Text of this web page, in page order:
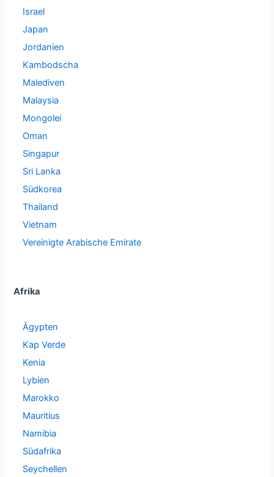
Israel
Japan
Jordanien
Kambodscha
Malediven
Malaysia
Mongolei
Oman
Singapur
Sri Lanka
Südkorea
Thailand
Vietnam
Vereinigte Arabische Emirate
Afrika
Ägypten
Kap Verde
Kenia
Lybien
Marokko
Mauritius
Namibia
Südafrika
Seychellen